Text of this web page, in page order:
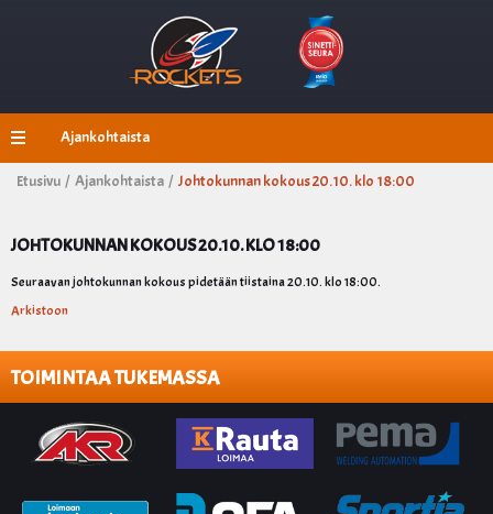
Ajankohtaista
Etusivu / Ajankohtaista / Johtokunnan kokous 20.10. klo 18:00
JOHTOKUNNAN KOKOUS 20.10. KLO 18:00
Seuraavan johtokunnan kokous pidetään tiistaina 20.10. klo 18:00.
Arkistoon
TOIMINTAA TUKEMASSA